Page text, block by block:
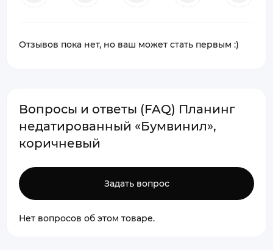
Отзывов пока нет, но ваш может стать первым :)
Вопросы и ответы (FAQ) Планинг
недатированный «Бумвинил»,
коричневый
Задать вопрос
Нет вопросов об этом товаре.